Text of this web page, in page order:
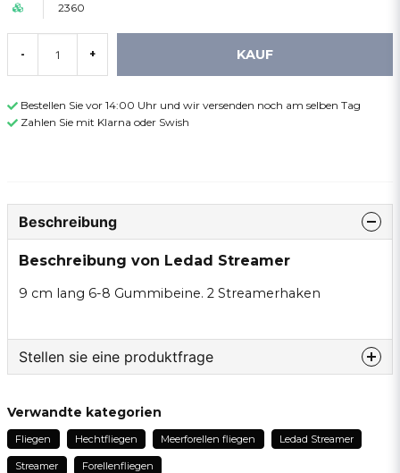
2360
- + KAUF
Bestellen Sie vor 14:00 Uhr und wir versenden noch am selben Tag
Zahlen Sie mit Klarna oder Swish
Beschreibung
Beschreibung von Ledad Streamer
9 cm lang 6-8 Gummibeine. 2 Streamerhaken
Stellen sie eine produktfrage
Fragen sie uns etwas zu diesem produkt...
Verwandte kategorien
Fliegen Hechtfliegen Meerforellen fliegen Ledad Streamer
Streamer Forellenfliegen